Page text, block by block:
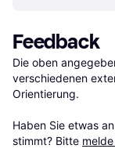
Feedback
Die oben
verschiedenen
Orientierung.
Haben Sie etwas
stimmt? Bitte